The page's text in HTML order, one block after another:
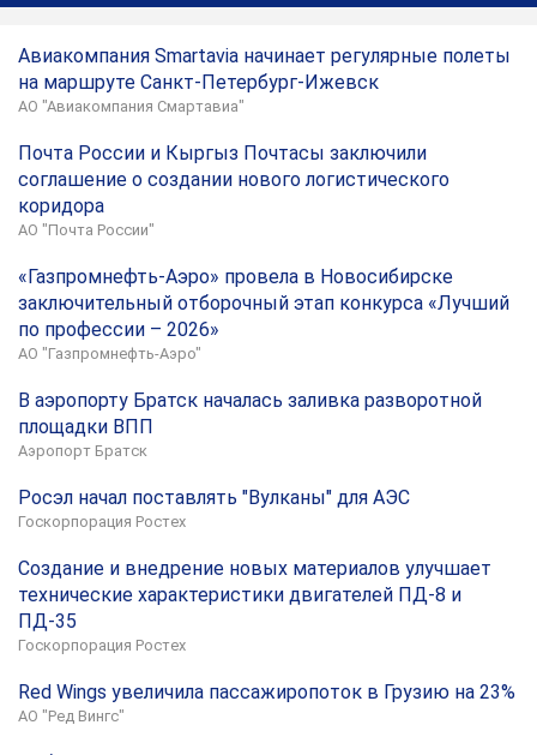
Авиакомпания Smartavia начинает регулярные полеты
на маршруте Санкт-Петербург-Ижевск
АО "Авиакомпания Смартавиа"
Почта России и Кыргыз Почтасы заключили
соглашение о создании нового логистического
коридора
АО "Почта России"
«Газпромнефть-Аэро» провела в Новосибирске
заключительный отборочный этап конкурса «Лучший
по профессии – 2026»
АО "Газпромнефть-Аэро"
В аэропорту Братск началась заливка разворотной
площадки ВПП
Аэропорт Братск
Росэл начал поставлять "Вулканы" для АЭС
Госкорпорация Ростех
Создание и внедрение новых материалов улучшает
технические характеристики двигателей ПД-8 и
ПД-35
Госкорпорация Ростех
Red Wings увеличила пассажиропоток в Грузию на 23%
АО "Ред Вингс"